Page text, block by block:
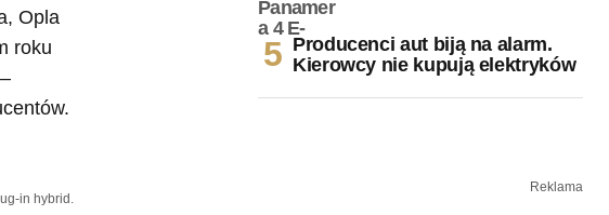
Opla
roku
in hybrid.
Producenci aut biją na alarm.
Kierowcy nie kupują elektryków
Reklama